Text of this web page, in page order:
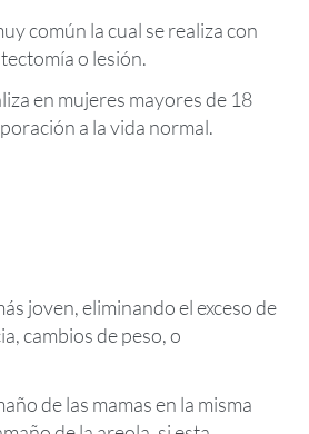
común la cual se realiza con
o lesión.
en mujeres mayores de 18
a la vida normal.
joven, eliminando el exceso de
cambios de peso, o
de las mamas en la misma